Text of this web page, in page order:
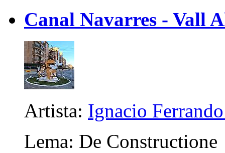
Canal Navarres - Vall
Artista: Ignacio
Lema: De Constructione